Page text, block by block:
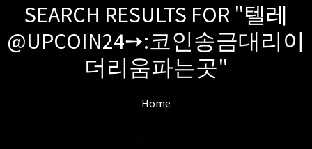
SEARCH RESULTS FOR "텔레
@UPCOIN24➙:코인송금대리이
더리움파는곳"
Home